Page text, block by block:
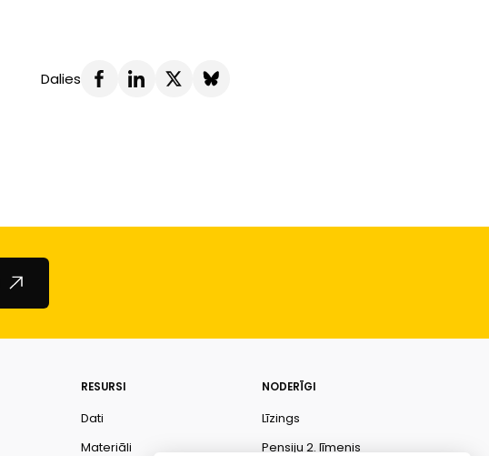
Dalies
RESURSI
Dati
Materiāli
NODERĪGI
Līzings
Pensiju 2. līmenis